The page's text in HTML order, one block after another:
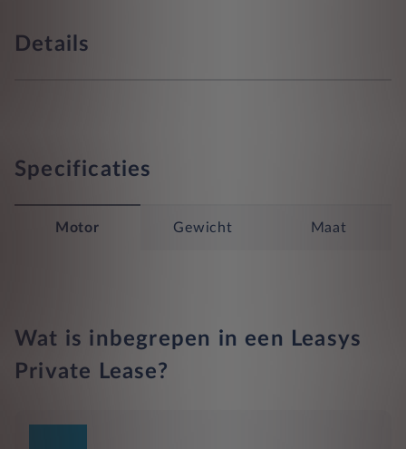
Details
Specificaties
Motor Gewicht Maat
Wat is inbegrepen in een Leasys
Private Lease?